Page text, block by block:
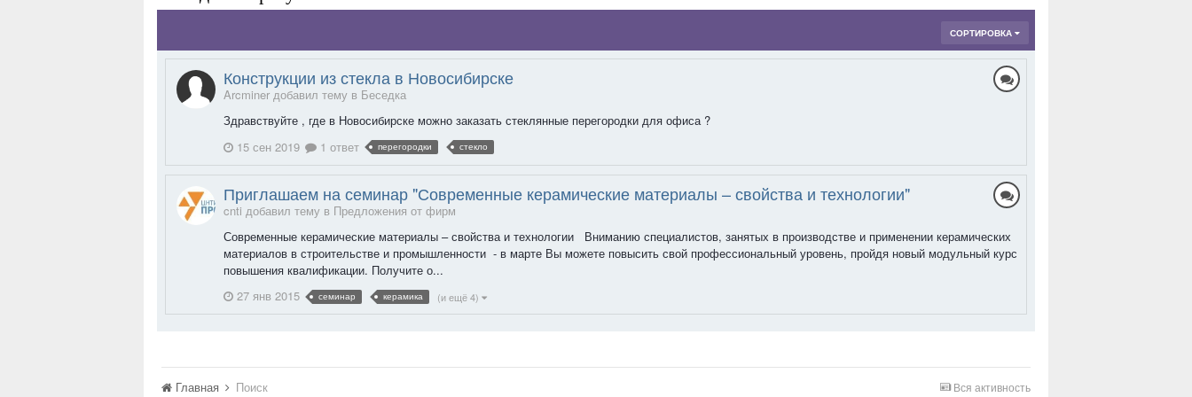
СОРТИРОВКА
Конструкции из стекла в Новосибирске
Arcminer добавил тему в Беседка
Здравствуйте , где в Новосибирске можно заказать стеклянные перегородки для офиса ?
15 сен 2019
1 ответ перегородки стекло
Приглашаем на семинар "Современные керамические материалы – свойства и технологии"
cnti добавил тему в Предложения от фирм
Современные керамические материалы – свойства и технологии Вниманию специалистов, занятых в производстве и применении керамических
материалов в строительстве и промышленности - в марте Вы можете повысить свой профессиональный уровень, пройдя новый модульный курс
повышения квалификации. Получите о...
27 янв 2015
семинар керамика (и ещё 4)
Вся активность
Главная Поиск